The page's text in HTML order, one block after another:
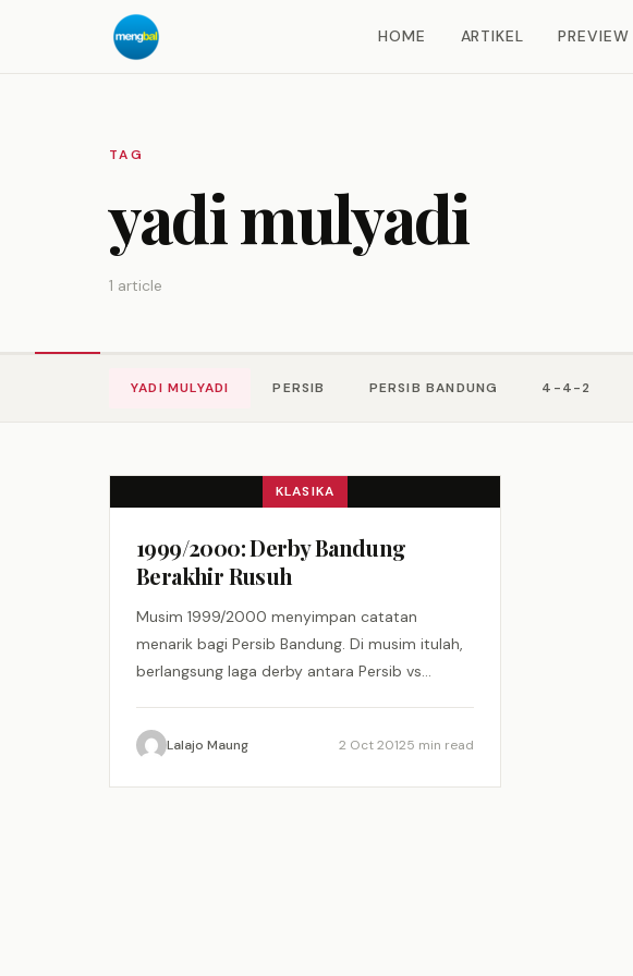
HOME ARTIKEL PREVIEW
TAG
yadi mulyadi
1 article
YADI MULYADI PERSIB PERSIB BANDUNG 4-4-2
KLASIKA
1999/2000: Derby Bandung
Berakhir Rusuh
Musim 1999/2000 menyimpan catatan
menarik bagi Persib Bandung. Di musim itulah,
berlangsung laga derby antara Persib vs
dengan kericuhan…
Lalajo Maung 2 Oct 20125 min read